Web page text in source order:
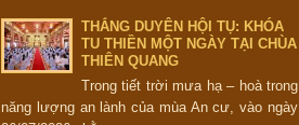
THẮNG DUYÊN HỘI TỤ: KHÓA
TU THIỀN MỘT NGÀY TẠI CHÙA
THIÊN QUANG
Trong tiết trời mưa hạ – hoà trong
năng lượng an lành của mùa An cư, vào ngày